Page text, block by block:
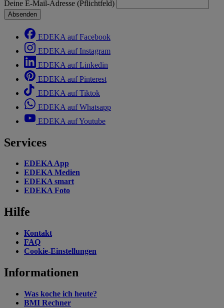
Deine E-Mail-Adresse (Pflichtfeld)
Absenden
EDEKA auf Facebook
EDEKA auf Instagram
EDEKA auf Linkedin
EDEKA auf Pinterest
EDEKA auf Tiktok
EDEKA auf Whatsapp
EDEKA auf Youtube
Services
EDEKA App
EDEKA Medien
EDEKA smart
EDEKA Foto
Hilfe
Kontakt
FAQ
Cookie-Einstellungen
Informationen
Was koche ich heute?
BMI Rechner